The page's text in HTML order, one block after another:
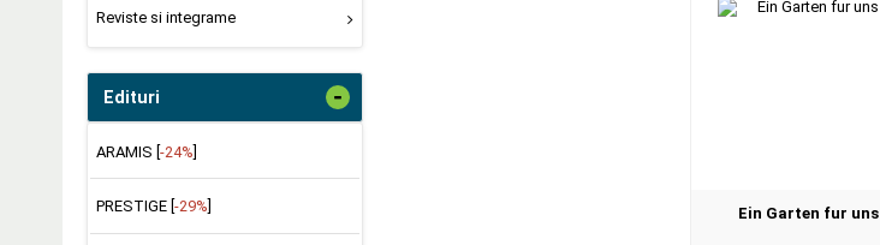
Reviste si integrame
Edituri -
ARAMIS [-24%]
PRESTIGE [ -29% Ein Garten fur uns